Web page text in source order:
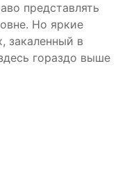
представлять
Но яркие
закаленный в
гораздо выше